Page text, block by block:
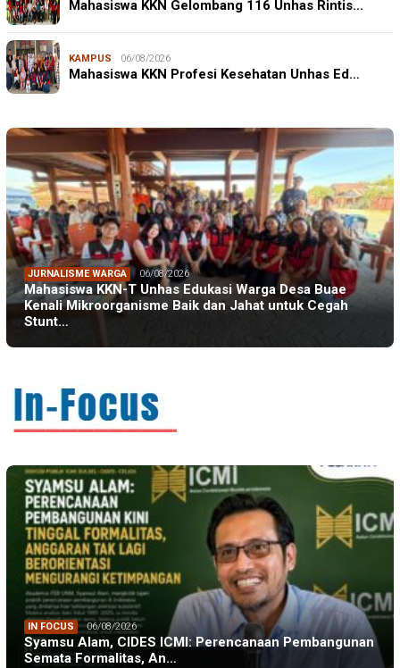
Mahasiswa KKN Gelombang 116 Unhas Rintis…
KAMPUS 06/08/2026
Mahasiswa KKN Profesi Kesehatan Unhas Ed…
JURNALISME WARGA 06/08/2026
Mahasiswa KKN-T Unhas Edukasi Warga Desa Buae
Kenali Mikroorganisme Baik dan Jahat untuk Cegah
Stunt…
IN FOCUS 06/08/2026
Syamsu Alam, CIDES ICMI: Perencanaan Pembangunan
Semata Formalitas, An…